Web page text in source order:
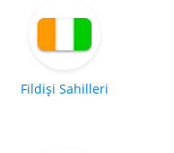
Fildişi Sahilleri